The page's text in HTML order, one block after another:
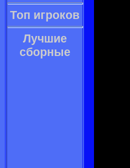
Топ игроков
Лучшие
сборные